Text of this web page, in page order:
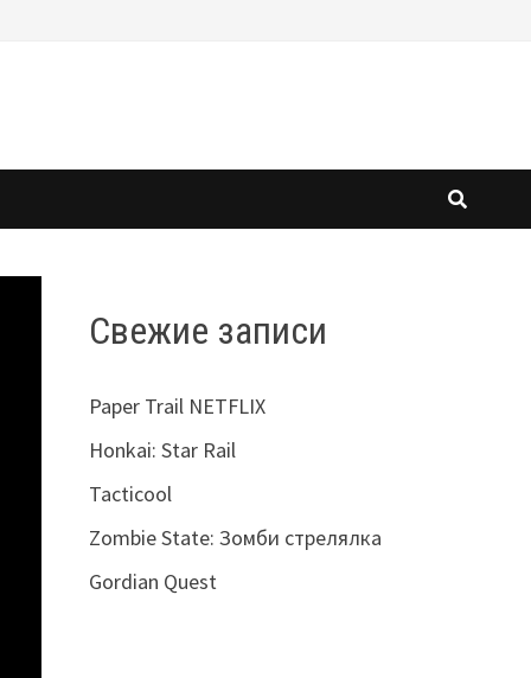
Свежие записи
Paper Trail NETFLIX
Honkai: Star Rail
Tacticool
Zombie State: Зомби стрелялка
Gordian Quest